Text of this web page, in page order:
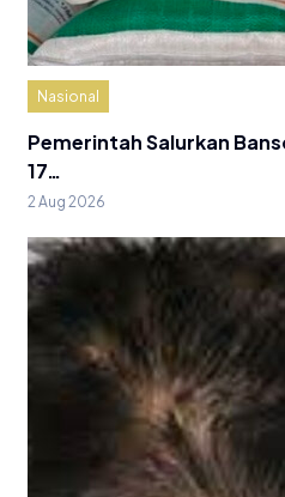
Nasional
Pemerintah Salurkan
17…
2 Aug 2026